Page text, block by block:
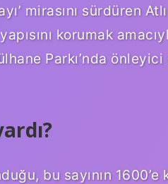
mirasını sürdüren
korumak
Parkı’nda
bu sayının 1600’e